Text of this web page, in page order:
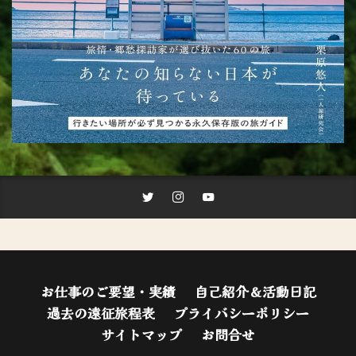
お仕事のご要望・実績
自己紹介＆活動日記
過去の遠征旅程表
プライバシーポリシー
サイトマップ
お問合せ